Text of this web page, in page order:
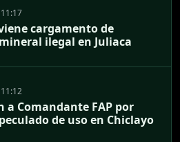
cargamento de
ilegal en Juliaca
a Comandante FAP por
de uso en Chiclayo